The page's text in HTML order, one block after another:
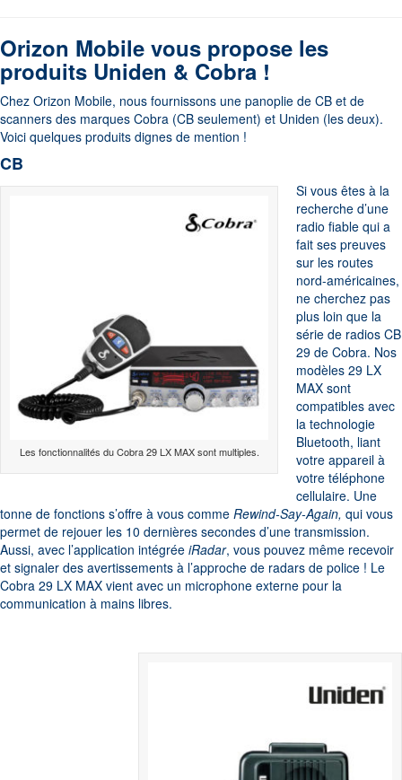
Orizon Mobile vous propose les
produits Uniden & Cobra !
Chez Orizon Mobile, nous fournissons une panoplie de CB et de
scanners des marques Cobra (CB seulement) et Uniden (les deux).
Voici quelques produits dignes de mention !
CB
Les fonctionnalités du Cobra 29 LX MAX sont multiples.
Si vous êtes à la
recherche d’une
radio fiable qui a
fait ses preuves
sur les routes
nord-américaines,
ne cherchez pas
plus loin que la
série de radios CB
29 de Cobra. Nos
modèles 29 LX
MAX sont
compatibles avec
la technologie
Bluetooth, liant
votre appareil à
votre téléphone
cellulaire. Une
tonne de fonctions s’offre à vous comme Rewind-Say-Again, qui vous
permet de rejouer les 10 dernières secondes d’une transmission.
Aussi, avec l’application intégrée iRadar, vous pouvez même recevoir
et signaler des avertissements à l’approche de radars de police ! Le
Cobra 29 LX MAX vient avec un microphone externe pour la
communication à mains libres.